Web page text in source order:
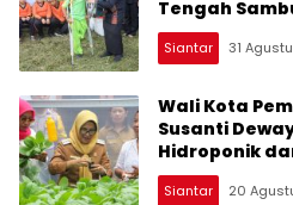
Tengah
Siantar 31
Wali Kota
Susanti
Hidroponik
Kelurahan
Siantar 20